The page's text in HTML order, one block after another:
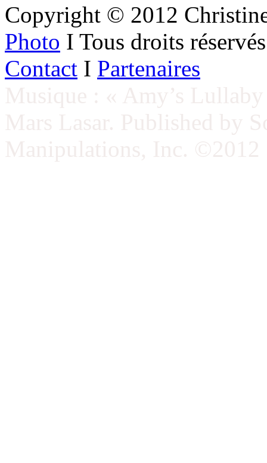
Copyright © 2012
Photo I Tous droits
Contact I Partenaires